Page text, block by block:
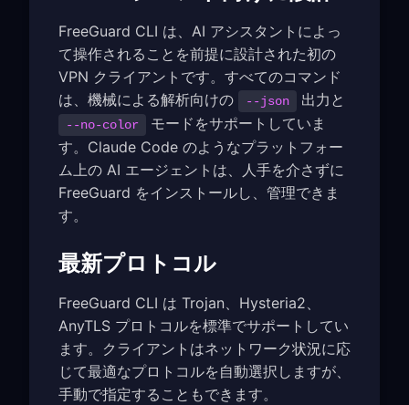
FreeGuard CLI は、AI アシスタントによっ
て操作されることを前提に設計された初の
VPN クライアントです。すべてのコマンド
は、機械による解析向けの
--json 出力と
--no-color
モードをサポートしていま
す。Claude Code のようなプラットフォー
ム上の AI エージェントは、人手を介さずに
FreeGuard をインストールし、管理できま
す。
最新プロトコル
FreeGuard CLI は Trojan、Hysteria2、
AnyTLS プロトコルを標準でサポートしてい
ます。クライアントはネットワーク状況に応
じて最適なプロトコルを自動選択しますが、
手動で指定することもできます。